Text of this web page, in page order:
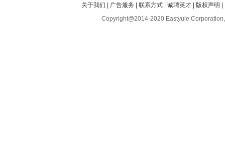
关于我们 广告服务 |联系方式 |诚聘英才 版权声明
Copyright@2014-2020 Eastyule